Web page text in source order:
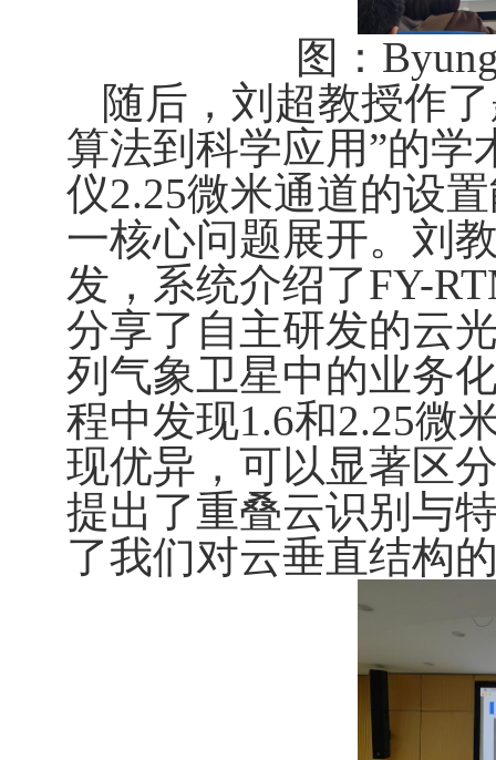
图：
随后，刘超教授作
算法到科学应用”的学
仪2.25微米通道的设
一核心问题展开。刘
发，系统介绍了FY-
分享了自主研发的云
列气象卫星中的业务
程中发现1.6和2.25微
现优异，可以显著区
提出了重叠云识别与
了我们对云垂直结构